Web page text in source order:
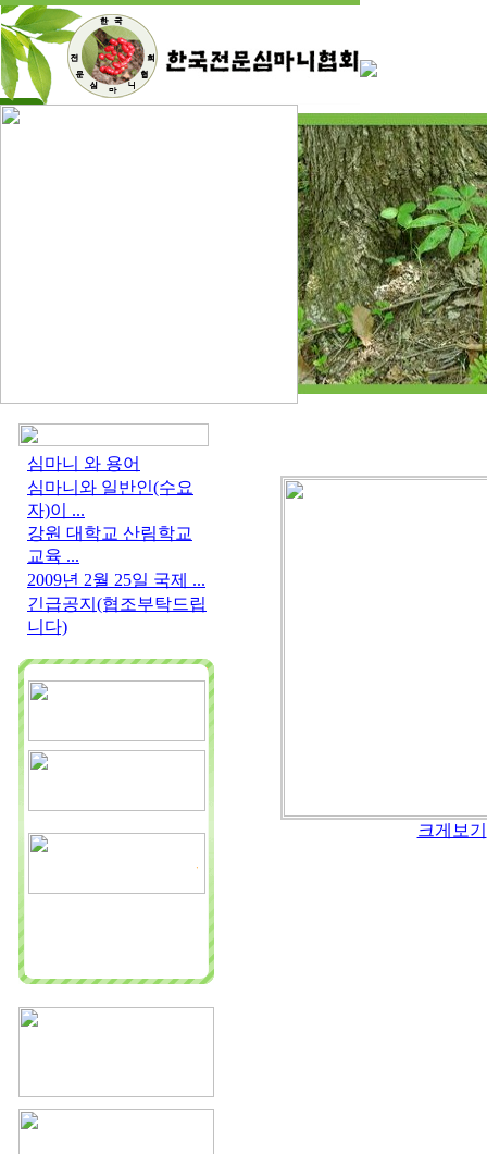
심마니 와 용어
심마니와 일반인(수요
자)이 ...
강원 대학교 산림학교
교육 ...
2009년 2월 25일 국제 ...
긴급공지(협조부탁드립
니다)
크게보기